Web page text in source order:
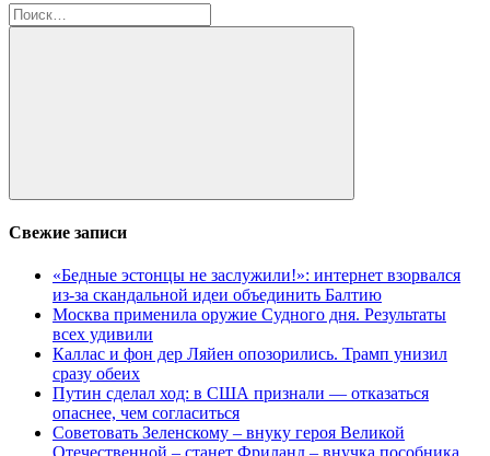
Найти:
Поиск
Свежие записи
«Бедные эстонцы не заслужили!»: интернет взорвался
из-за скандальной идеи объединить Балтию
Москва применила оружие Судного дня. Результаты
всех удивили
Каллас и фон дер Ляйен опозорились. Трамп унизил
сразу обеих
Путин сделал ход: в США признали — отказаться
опаснее, чем согласиться
Советовать Зеленскому – внуку героя Великой